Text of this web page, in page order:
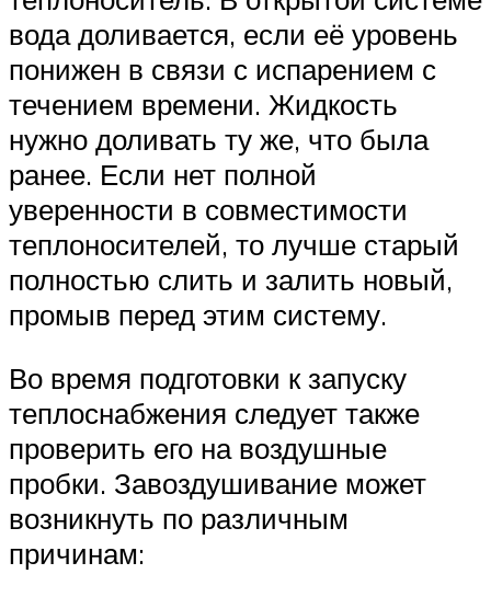
вода доливается, если её уровень
понижен в связи с испарением с
течением времени. Жидкость
нужно доливать ту же, что была
ранее. Если нет полной
уверенности в совместимости
теплоносителей, то лучше старый
полностью слить и залить новый,
промыв перед этим систему.
Во время подготовки к запуску
теплоснабжения следует также
проверить его на воздушные
пробки. Завоздушивание может
возникнуть по различным
причинам: